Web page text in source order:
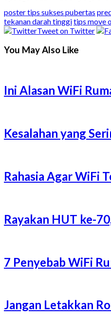
poster tips sukses pubertas
tekanan darah tinggitips move
Tweet on Twitter
You May Also Like
Ini Alasan WiFi
Kesalahan yang
Rahasia Agar WiFi
Rayakan HUT ke-
7 Penyebab WiFi
Jangan Letakkan